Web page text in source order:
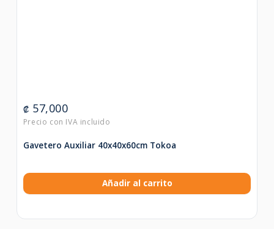
₡ 57,000
Gavetero Auxiliar 40x40x60cm Tokoa
Añadir al carrito